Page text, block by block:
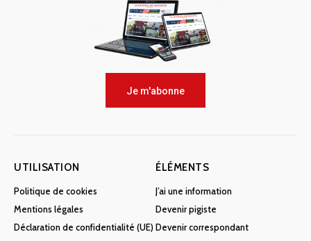
Je m'abonne
UTILISATION
Politique de cookies
Mentions légales
Déclaration de confidentialité (UE)
ÉLÉMENTS
J’ai une information
Devenir pigiste
Devenir correspondant